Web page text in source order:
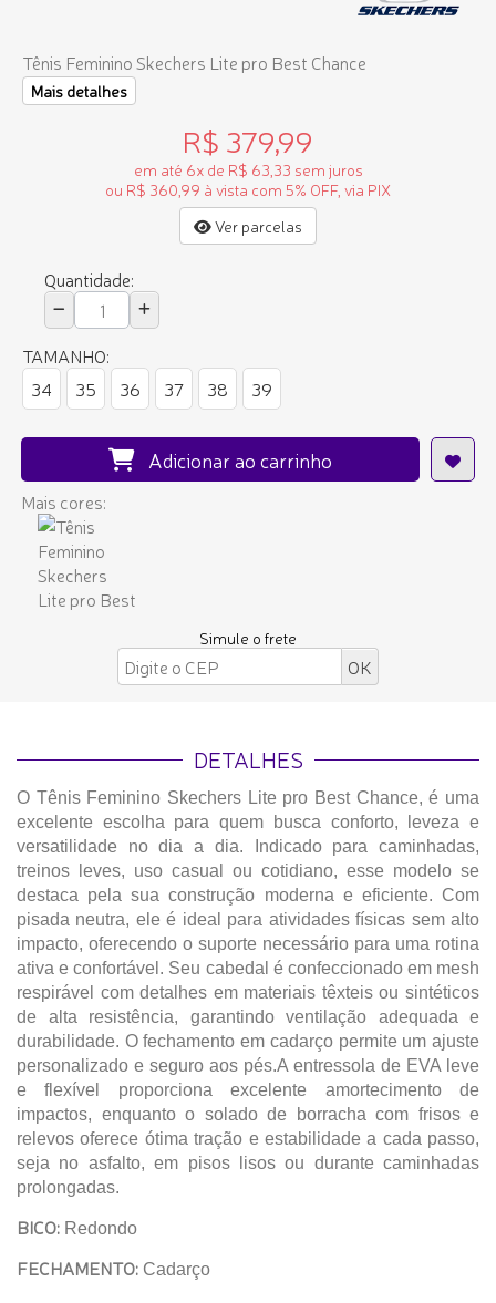
Tênis Feminino Skechers Lite pro Best Chance
Mais detalhes
R$ 379,99
em até 6x de R$ 63,33 sem juros
ou R$ 360,99 à vista com 5% OFF, via PIX
Ver parcelas
Quantidade:
TAMANHO:
34
35 36 37 38 39
Adicionar ao carrinho
Mais cores:
Simule o frete
DETALHES
O Tênis Feminino Skechers Lite pro Best Chance, é uma
excelente escolha para quem busca conforto, leveza e
versatilidade no dia a dia. Indicado para caminhadas,
treinos leves, uso casual ou cotidiano, esse modelo se
destaca pela sua construção moderna e eficiente. Com
pisada neutra, ele é ideal para atividades físicas sem alto
impacto, oferecendo o suporte necessário para uma rotina
ativa e confortável. Seu cabedal é confeccionado em mesh
respirável com detalhes em materiais têxteis ou sintéticos
de alta resistência, garantindo ventilação adequada e
durabilidade. O fechamento em cadarço permite um ajuste
personalizado e seguro aos pés.A entressola de EVA leve
e flexível proporciona excelente amortecimento de
impactos, enquanto o solado de borracha com frisos e
relevos oferece ótima tração e estabilidade a cada passo,
seja no asfalto, em pisos lisos ou durante caminhadas
prolongadas.
BICO: Redondo
FECHAMENTO: Cadarço